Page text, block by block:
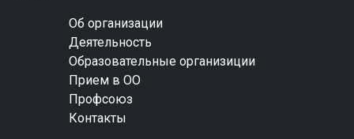
Об организации
Деятельность
Образовательные организиции
Прием в ОО
Профсоюз
Контакты